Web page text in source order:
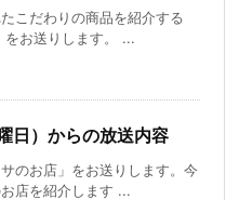
こだわりの商品を紹介する
をお送りします。 ...
日）からの放送内容
のお店」をお送りします。今
店を紹介します ...